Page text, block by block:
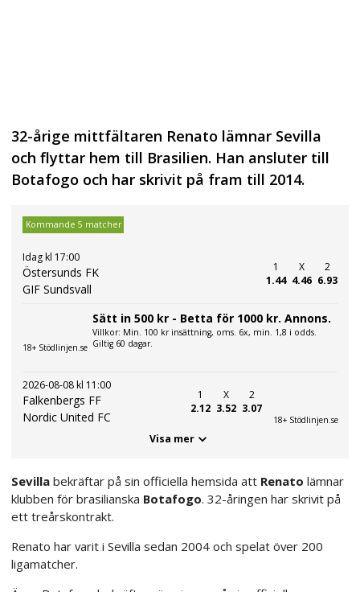
32-årige mittfältaren Renato lämnar Sevilla
och flyttar hem till Brasilien. Han ansluter till
Botafogo och har skrivit på fram till 2014.
Kommande 5 matcher
Idag kl 17:00
Östersunds FK
GIF Sundsvall
1
1.44
X
4.46
2
6.93
18+ Stödlinjen.se
Sätt in 500 kr - Betta för 1000 kr. Annons.
Villkor: Min. 100 kr insättning, oms. 6x, min. 1,8 i odds.
Giltig 60 dagar.
2026-08-08 kl 11:00
Falkenbergs FF
Nordic United FC
1
2.12
X
3.52
2
3.07
18+ Stödlinjen.se
Visa mer
Sevilla bekräftar på sin officiella hemsida att Renato lämnar
klubben för brasilianska Botafogo. 32-åringen har skrivit på
ett treårskontrakt.
Renato har varit i Sevilla sedan 2004 och spelat över 200
ligamatcher.